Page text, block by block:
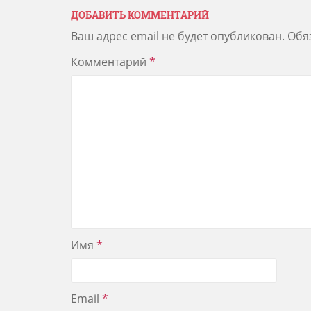
ДОБАВИТЬ КОММЕНТАРИЙ
Ваш адрес email не будет опубликован.
Комментарий *
Имя *
Email *